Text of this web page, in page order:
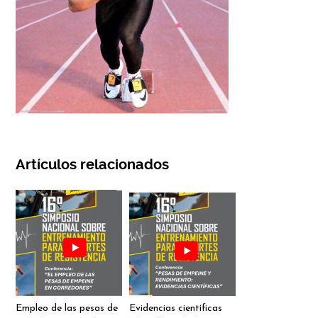
Artículos relacionados
Empleo de las pesas de
Evidencias científicas